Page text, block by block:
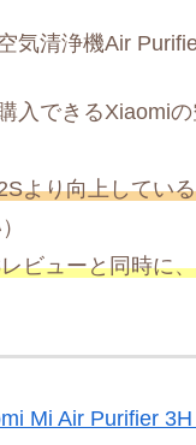
気清浄機Air
入できるXiaomi
より向上してい
ビューと同時に
Mi Air Purifier